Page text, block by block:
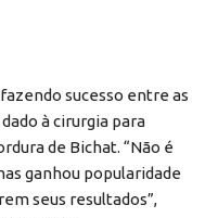
sucesso entre as
à cirurgia para
de Bichat. “Não é
ganhou popularidade
seus resultados”,